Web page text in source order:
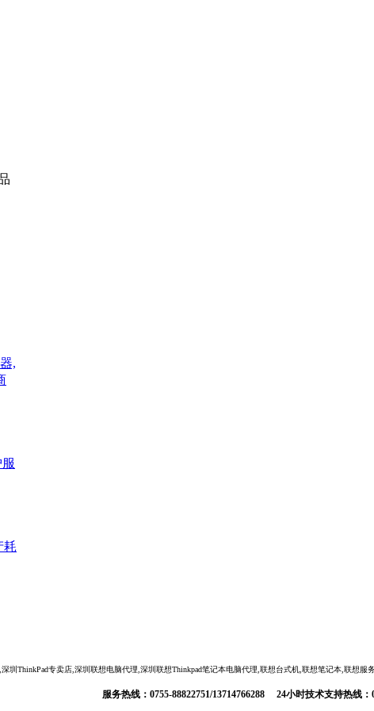
,
耗
圳ThinkPad专卖店,深圳联想电脑代理,深圳联想Thinkpad笔记本电脑代理,联想台式机,联想笔记本,联想
服务热线：0755-88822751/13714766288 24小时技术支持热线：